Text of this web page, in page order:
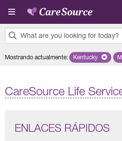
Pasar al contenido principal
What are you looking for today?
results
Mostrando actualmente: Remove
Kentucky
CareSource Life
ENLACES RÁPIDOS